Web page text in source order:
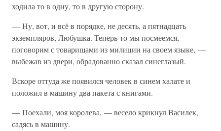
ходила то в одну, то в другую сторону.
— Ну, вот, и всё в порядке, не десять, а пятнадцать
экземпляров, Любушка. Теперь-то мы посмеемся,
поговорим с товарищами из милиции на своем языке, —
выбежав из двери, обрадованно сказал синеглазый.
Вскоре оттуда же появился человек в синем халате и
положил в машину два пакета с книгами.
— Поехали, моя королева, — весело крикнул Василек,
садясь в машину.